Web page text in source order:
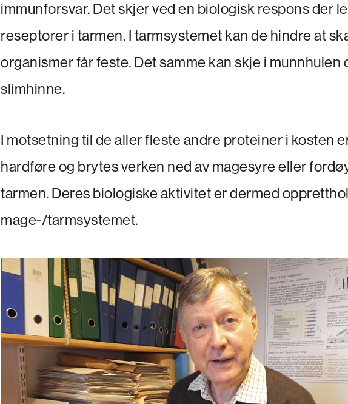
immunforsvar. Det skjer ved en biologisk respons der
reseptorer i tarmen. I tarmsystemet kan de hindre at
organismer får feste. Det samme kan skje i munnhulen
slimhinne.
I motsetning til de aller fleste andre proteiner i kosten
hardføre og brytes verken ned av magesyre eller
tarmen. Deres biologiske aktivitet er dermed
mage-/tarmsystemet.